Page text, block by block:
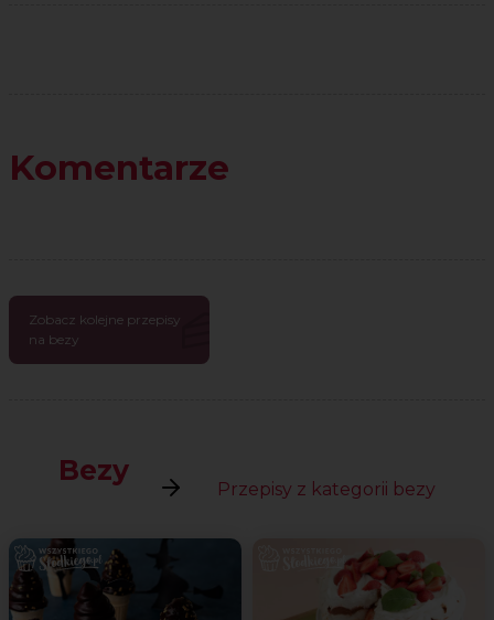
Komentarze
Zobacz kolejne przepisy
na bezy
Bezy
Przepisy z kategorii bezy